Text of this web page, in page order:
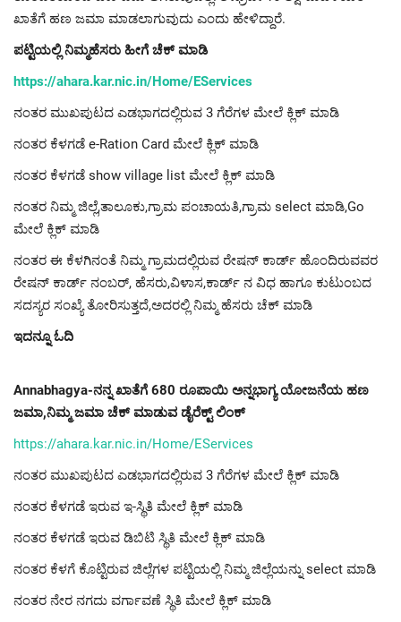
ಖಾತೆಗೆ ಹಣ ಜಮಾ ಮಾಡಲಾಗುವುದು ಎಂದು ಹೇಳಿದ್ದಾರೆ.
ಪಟ್ಟಿಯಲ್ಲಿನಿಮ್ಮಹೆಸರು ಹೀಗೆ ಚೆಕ್ ಮಾಡಿ
https://ahara.kar.nic.in/Home/EServices
ನಂತರ ಮುಖಪುಟದ ಎಡಭಾಗದಲ್ಲಿರುವ 3 ಗೆರೆಗಳ ಮೇಲೆ ಕ್ಲಿಕ್ ಮಾಡಿ
ನಂತರ ಕೆಳಗಡೆ e-Ration Card ಮೇಲೆ ಕ್ಲಿಕ್ ಮಾಡಿ
ನಂತರ ಕೆಳಗಡೆ show village list ಮೇಲೆ ಕ್ಲಿಕ್ ಮಾಡಿ
ನಂತರ ನಿಮ್ಮ ಜಿಲ್ಲೆ,ತಾಲೂಕು,ಗ್ರಾಮ ಪಂಚಾಯತಿ,ಗ್ರಾಮ select ಮಾಡಿ,Go
ಮೇಲೆ ಕ್ಲಿಕ್ ಮಾಡಿ
ನಂತರ ಈ ಕೆಳಗಿನಂತೆ ನಿಮ್ಮ ಗ್ರಾಮದಲ್ಲಿರುವ ರೇಷನ್ ಕಾರ್ಡ್ ಹೊಂದಿರುವವರ
ರೇಷನ್ ಕಾರ್ಡ್ ನಂಬರ್, ಹೆಸರು,ವಿಳಾಸ,ಕಾರ್ಡ್ ನ ವಿಧ ಹಾಗೂ ಕುಟುಂಬದ
ಸದಸ್ಯರ ಸಂಖ್ಯೆ ತೋರಿಸುತ್ತದೆ,ಅದರಲ್ಲಿ ನಿಮ್ಮ ಹೆಸರು ಚೆಕ್ ಮಾಡಿ
ಇದನ್ನೂ ಓದಿ
Annabhagya-ನನ್ನ ಖಾತೆಗೆ 680 ರೂಪಾಯಿ ಅನ್ನಭಾಗ್ಯ ಯೋಜನೆಯ ಹಣ
ಜಮಾ,ನಿಮ್ಮ ಜಮಾ ಚೆಕ್ ಮಾಡುವ ಡೈರೆಕ್ಟ್ ಲಿಂಕ್
https://ahara.kar.nic.in/Home/EServices
ನಂತರ ಮುಖಪುಟದ ಎಡಭಾಗದಲ್ಲಿರುವ 3 ಗೆರೆಗಳ ಮೇಲೆ ಕ್ಲಿಕ್ ಮಾಡಿ
ನಂತರ ಕೆಳಗಡೆ ಇರುವ ಇ-ಸ್ಥಿತಿ ಮೇಲೆ ಕ್ಲಿಕ್ ಮಾಡಿ
ನಂತರ ಕೆಳಗಡೆ ಇರುವ ಡಿಬಿಟಿ ಸ್ಥಿತಿ ಮೇಲೆ ಕ್ಲಿಕ್ ಮಾಡಿ
ನಂತರ ಕೆಳಗೆ ಕೊಟ್ಟಿರುವ ಜಿಲ್ಲೆಗಳ ಪಟ್ಟಿಯಲ್ಲಿ ನಿಮ್ಮ ಜಿಲ್ಲೆಯನ್ನು select ಮಾಡಿ
ನಂತರ ನೇರ ನಗದು ವರ್ಗಾವಣೆ ಸ್ಥಿತಿ ಮೇಲೆ ಕ್ಲಿಕ್ ಮಾಡಿ